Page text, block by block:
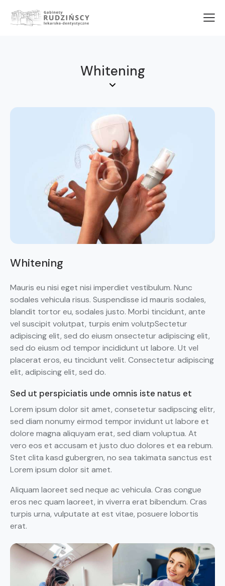
Whitening
Whitening
Mauris eu nisi eget nisi imperdiet vestibulum. Nunc
sodales vehicula risus. Suspendisse id mauris sodales,
blandit tortor eu, sodales justo. Morbi tincidunt, ante
vel suscipit volutpat, turpis enim volutpSectetur
adipiscing elit, sed do eiusm onsectetur adipiscing elit,
sed do eiusm od tempor incididunt ut labore. Ut vel
placerat eros, eu tincidunt velit. Consectetur adipiscing
elit, adipiscing elit, sed do.
Sed ut perspiciatis unde omnis iste natus et
Lorem ipsum dolor sit amet, consetetur sadipscing elitr,
sed diam nonumy eirmod tempor invidunt ut labore et
dolore magna aliquyam erat, sed diam voluptua. At
vero eos et accusam et justo duo dolores et ea rebum.
Stet clita kasd gubergren, no sea takimata sanctus est
Lorem ipsum dolor sit amet.
Aliquam laoreet sed neque ac vehicula. Cras congue
eros nec quam laoreet, in viverra erat bibendum. Cras
turpis urna, vulputate at est vitae, posuere lobortis
erat.